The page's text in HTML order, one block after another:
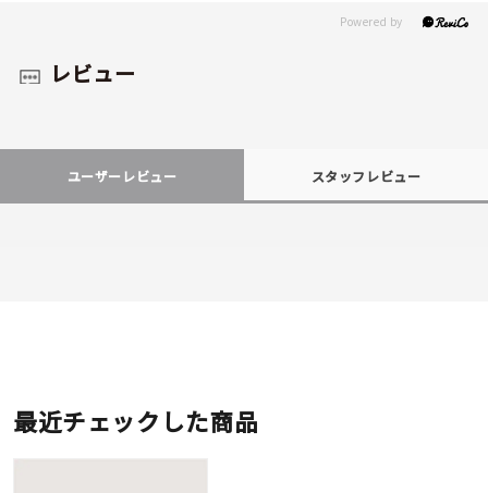
レビュー
ユーザーレビュー スタッフレビュー
最近チェックした商品